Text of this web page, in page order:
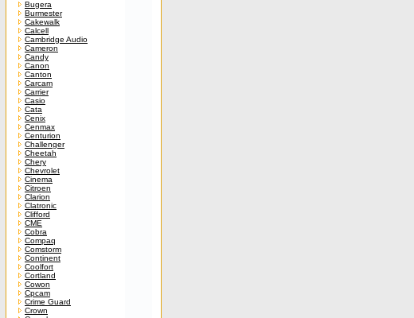
Bugera
Burmester
Cakewalk
Calcell
Cambridge Audio
Cameron
Candy
Canon
Canton
Carcam
Carrier
Casio
Cata
Cenix
Cenmax
Centurion
Challenger
Cheetah
Chery
Chevrolet
Cinema
Citroen
Clarion
Clatronic
Clifford
CME
Cobra
Compaq
Comstorm
Continent
Coolfort
Cortland
Cowon
Cpcam
Crime Guard
Crown